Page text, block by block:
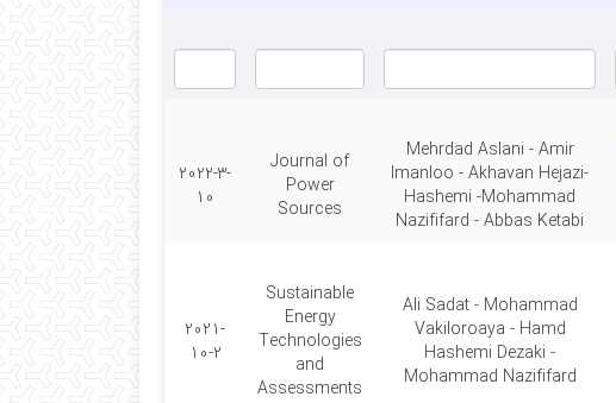
Mehrdad Aslani - Amir
Imanloo - Akhavan Hejazi-
Hashemi -Mohammad
Nazififard - Abbas Ketabi
Journal of
Power
Sources
2022-3-
10
Ali Sadat - Mohammad
Vakiloroaya - Hamd
Hashemi Dezaki -
Mohammad Nazififard
Sustainable
Energy
Technologies
and
Assessments
2021-
10-2